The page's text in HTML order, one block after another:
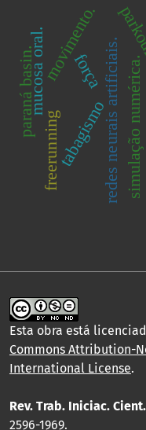
simulação numérica.
redes neurais artificiais.
tabagismo
força
movimento.
mucosa oral.
paraná basin.
freerunning
Esta obra está
Commons Attribution-
International License.
Rev. Trab. Iniciac.
2596-1969.